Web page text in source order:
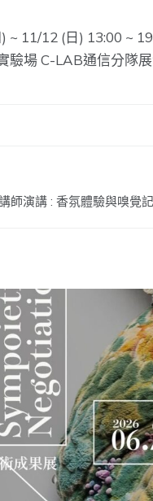
) ~ 11/12 (日) 13:00 ~
驗場 C-LAB通信分隊
師演講 : 香氛體驗與嗅覺